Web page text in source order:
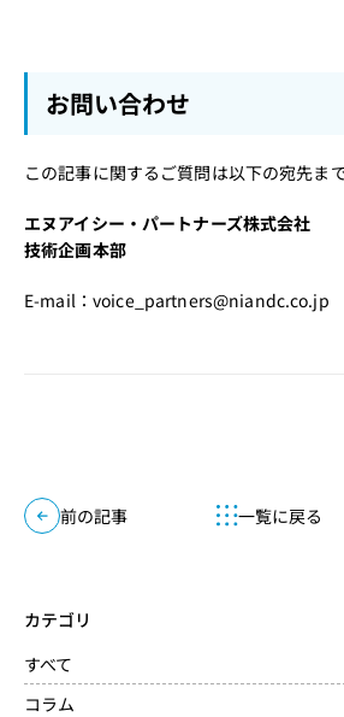
お問い合わせ
この記事に関するご質問は以下の宛先ま
エヌアイシー・パートナーズ株式会社
技術企画本部
E-mail：voice_partners@niandc.co.jp
前の記事 一覧に戻る
カテゴリ
すべて
コラム